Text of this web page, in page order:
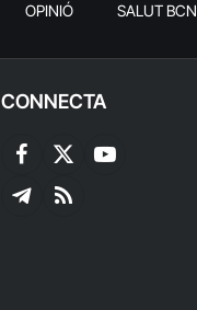
OPINIÓ SALUT BCN
CONNECTA
Facebook
X
(Twitter)
YouTube
TelegramRSS